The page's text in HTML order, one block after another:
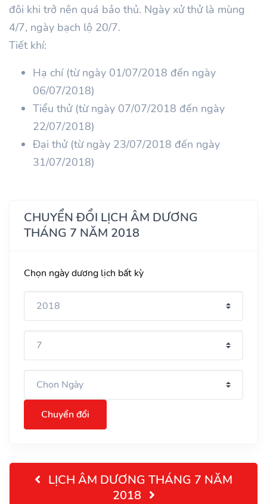
đôi khi trở nên quá bảo thủ. Ngày xử thử là mùng
4/7, ngày bạch lộ 20/7.
Tiết khí:
Hạ chí (từ ngày 01/07/2018 đến ngày
06/07/2018)
Tiểu thử (từ ngày 07/07/2018 đến ngày
22/07/2018)
Đại thử (từ ngày 23/07/2018 đến ngày
31/07/2018)
CHUYỂN ĐỔI LỊCH ÂM DƯƠNG
THÁNG 7 NĂM 2018
Chọn ngày dương lịch bất kỳ
Chuyển đổi
LỊCH ÂM DƯƠNG THÁNG 7 NĂM
2018